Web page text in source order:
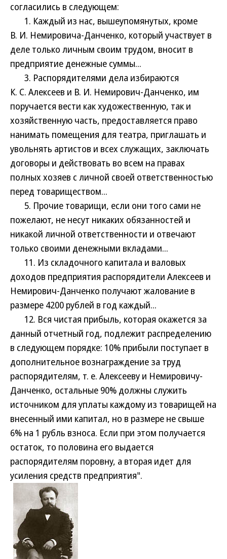
согласились в следующем:
1. Каждый из нас, вышеупомянутых, кроме
В. И. Немировича-Данченко, который участвует в
деле только личным своим трудом, вносит в
предприятие денежные суммы...
3. Распорядителями дела избираются
К. С. Алексеев и В. И. Немирович-Данченко, им
поручается вести как художественную, так и
хозяйственную часть, предоставляется право
нанимать помещения для театра, приглашать и
увольнять артистов и всех служащих, заключать
договоры и действовать во всем на правах
полных хозяев с личной своей ответственностью
перед товариществом...
5. Прочие товарищи, если они того сами не
пожелают, не несут никаких обязанностей и
никакой личной ответственности и отвечают
только своими денежными вкладами...
11. Из складочного капитала и валовых
доходов предприятия распорядители Алексеев и
Немирович-Данченко получают жалование в
размере 4200 рублей в год каждый...
12. Вся чистая прибыль, которая окажется за
данный отчетный год, подлежит распределению
в следующем порядке: 10% прибыли поступает в
дополнительное вознаграждение за труд
распорядителям, т. е. Алексееву и Немировичу-
Данченко, остальные 90% должны служить
источником для уплаты каждому из товарищей на
внесенный ими капитал, но в размере не свыше
6% на 1 рубль взноса. Если при этом получается
остаток, то половина его выдается
распорядителям поровну, а вторая идет для
усиления средств предприятия".